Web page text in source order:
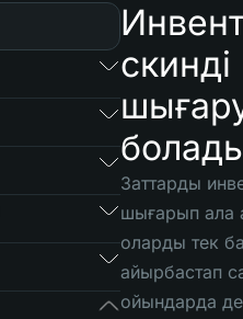
Заттарды
шығарып ала
оларды тек
айырбастап
ойындарда